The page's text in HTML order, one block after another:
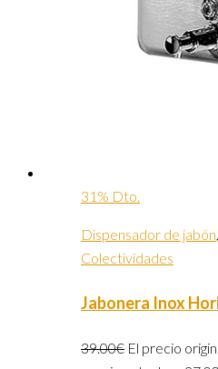
31% Dto.
Dispensador de jabón,
Colectividades
Jabonera Inox
39.00€ El precio